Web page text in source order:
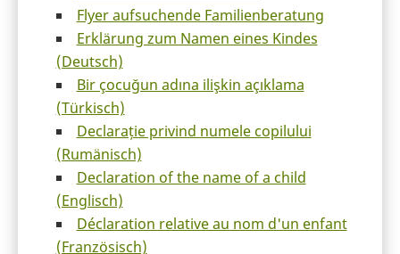
Flyer aufsuchende Familienberatung
Erklärung zum Namen eines Kindes
(Deutsch)
Bir çocuğun adına ilişkin açıklama
(Türkisch)
Declarație privind numele copilului
(Rumänisch)
Declaration of the name of a child
(Englisch)
Déclaration relative au nom d'un enfant
(Französisch)